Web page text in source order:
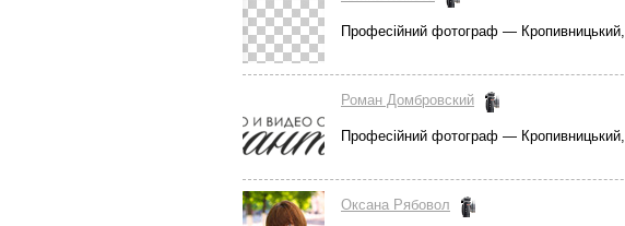
Професійний фотограф — Кропивницький,
Роман Домбровский
Професійний фотограф — Кропивницький,
Оксана Рябовол